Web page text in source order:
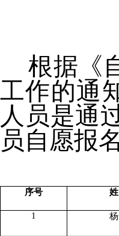
根据《
工作的通
人员是通
员自愿报
序号 姓
1